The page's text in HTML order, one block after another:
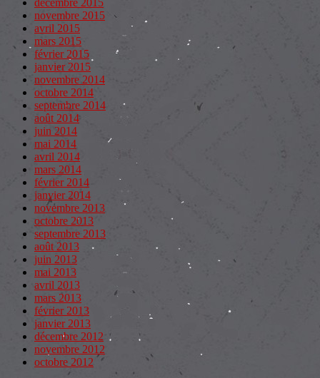
décembre 2015
novembre 2015
avril 2015
mars 2015
février 2015
janvier 2015
novembre 2014
octobre 2014
septembre 2014
août 2014
juin 2014
mai 2014
avril 2014
mars 2014
février 2014
janvier 2014
novembre 2013
octobre 2013
septembre 2013
août 2013
juin 2013
mai 2013
avril 2013
mars 2013
février 2013
janvier 2013
décembre 2012
novembre 2012
octobre 2012